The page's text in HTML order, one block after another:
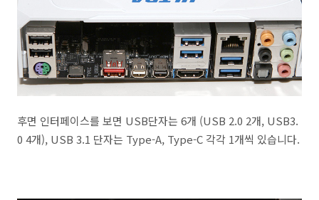
후면 인터페이스를 보면 USB단자는 6개 (USB 2.0 2개, USB3.
0 4개), USB 3.1 단자는 Type-A, Type-C 각각 1개씩 있습니다.